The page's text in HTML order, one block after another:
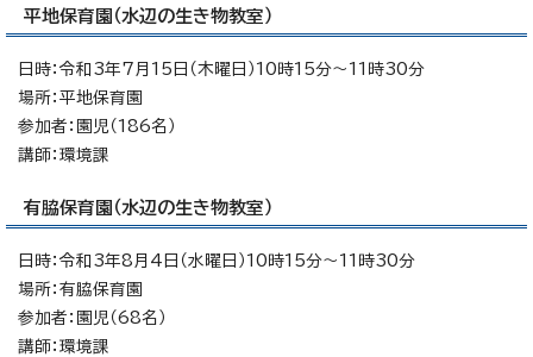
平地保育園（水辺の生き物教室）
日時：令和3年7月15日（木曜日）10時15分～11時30分
場所：平地保育園
参加者：園児（186名）
講師：環境課
有脇保育園（水辺の生き物教室）
日時：令和3年8月4日（水曜日）10時15分～11時30分
場所：有脇保育園
参加者：園児（68名）
講師：環境課